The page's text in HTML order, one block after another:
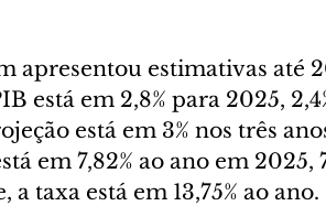
apresentou estimativas até
está em 2,8% para 2025,
está em 3% nos três
em 7,82% ao ano em 2025,
taxa está em 13,75% ao ano.